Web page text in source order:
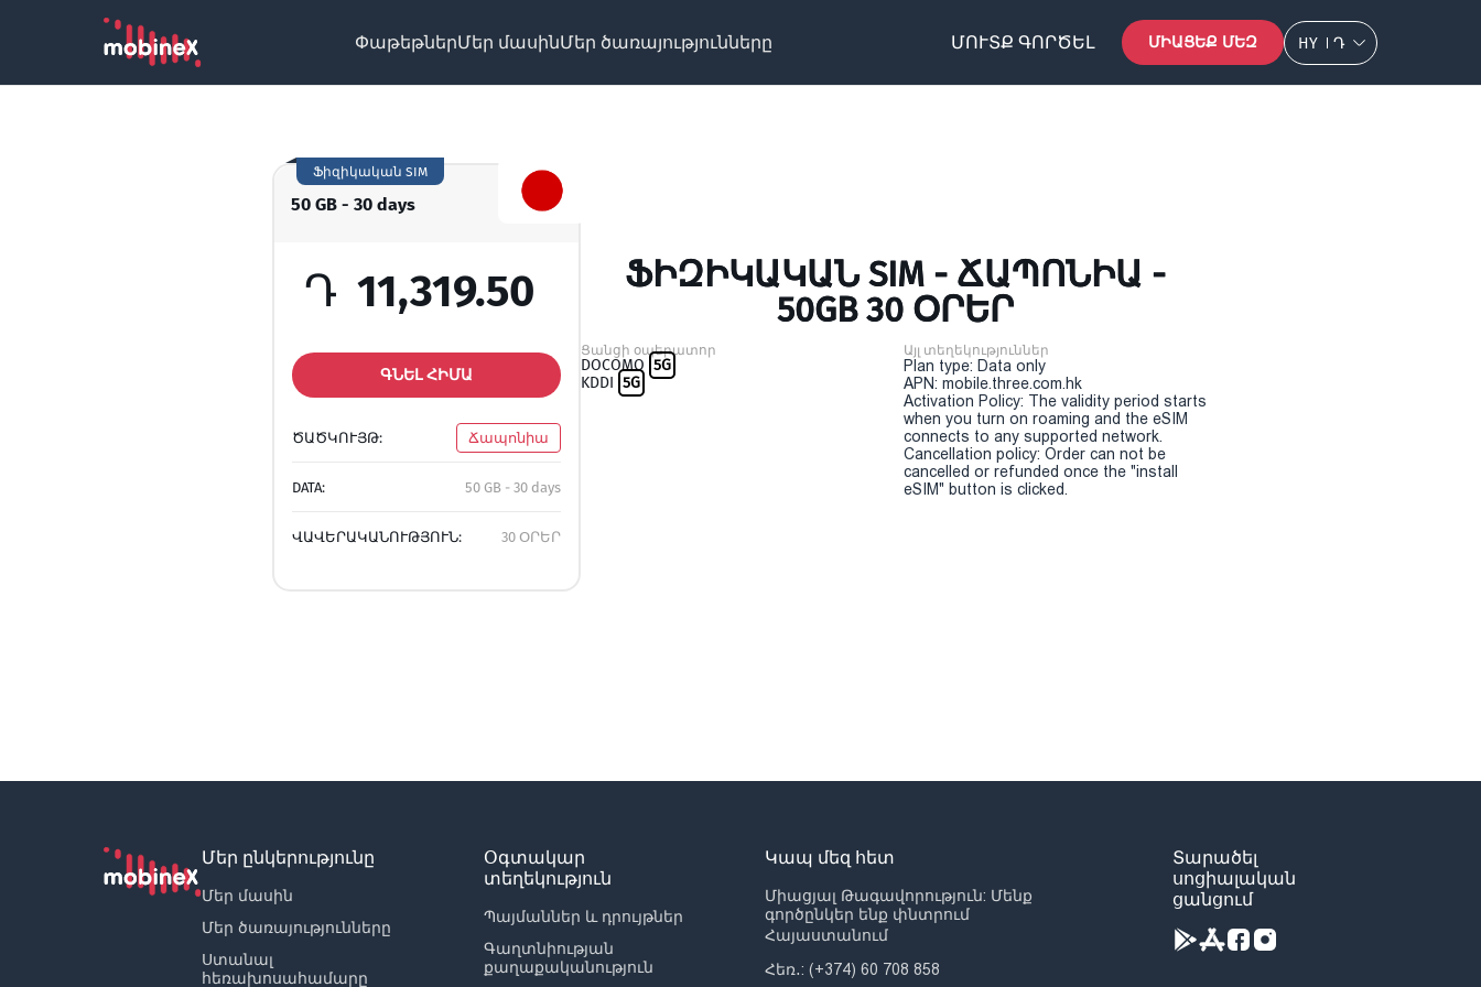
ՓաթեթներՄեր մասինՄեր ծառայությունները ՄՈՒՏՔ ԳՈՐԾԵԼ ՄԻԱՑԵՔ ՄԵԶ HY Դ
50 GB - 30 days
Ֆիզիկական SIM
Դ 11,319.50
ԳՆԵԼ ՀԻՄԱ
ԾԱԾԿՈՒՅԹ: Ճապոնիա
DATA: 50 GB - 30 days
ՎԱՎԵՐԱԿԱՆՈՒԹՅՈՒՆ: 30 ՕՐԵՐ
ՖԻԶԻԿԱԿԱՆ SIM - ՃԱՊՈՆԻԱ -
50GB 30 ՕՐԵՐ
Ցանցի օպերատոր
DOCOMO 5G
KDDI 5G
Այլ տեղեկություններ
Plan type: Data only
APN: mobile.three.com.hk
Activation Policy: The validity period starts
when you turn on roaming and the eSIM
connects to any supported network.
Cancellation policy: Order can not be
cancelled or refunded once the "install
eSIM" button is clicked.
Մեր ընկերությունը
Մեր մասին
Մեր ծառայությունները
Ստանալ
հեռախոսահամարը
Օգտակար
տեղեկություն
Պայմաններ և դրույթներ
Գաղտնիության
քաղաքականություն
Կապ մեզ հետ
Միացյալ Թագավորություն: Մենք
գործընկեր ենք փնտրում
Հայաստանում
Հեռ․: (+374) 60 708 858
Տարածել
սոցիալական
ցանցում